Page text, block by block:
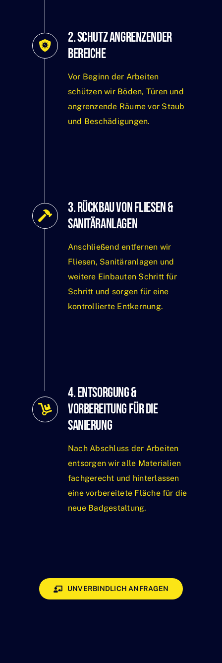
2. Schutz angrenzender
Bereiche
Vor Beginn der Arbeiten
schützen wir Böden, Türen und
angrenzende Räume vor Staub
und Beschädigungen.
3. Rückbau von Fliesen &
Sanitäranlagen
Anschließend entfernen wir
Fliesen, Sanitäranlagen und
weitere Einbauten Schritt für
Schritt und sorgen für eine
kontrollierte Entkernung.
4. Entsorgung &
Vorbereitung für die
Sanierung
Nach Abschluss der Arbeiten
entsorgen wir alle Materialien
fachgerecht und hinterlassen
eine vorbereitete Fläche für die
neue Badgestaltung.
UNVERBINDLICH ANFRAGEN